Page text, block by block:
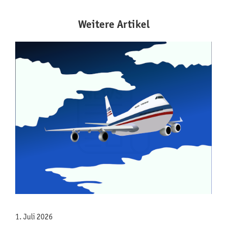
Weitere Artikel
1. Juli 2026